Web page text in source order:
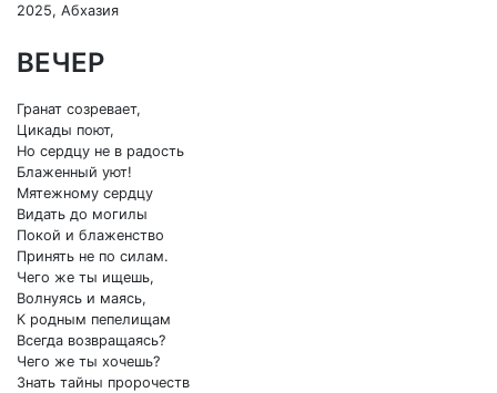
2025, Абхазия
ВЕЧЕР
Гранат созревает,
Цикады поют,
Но сердцу не в радость
Блаженный уют!
Мятежному сердцу
Видать до могилы
Покой и блаженство
Принять не по силам.
Чего же ты ищешь,
Волнуясь и маясь,
К родным пепелищам
Всегда возвращаясь?
Чего же ты хочешь?
Знать тайны пророчеств